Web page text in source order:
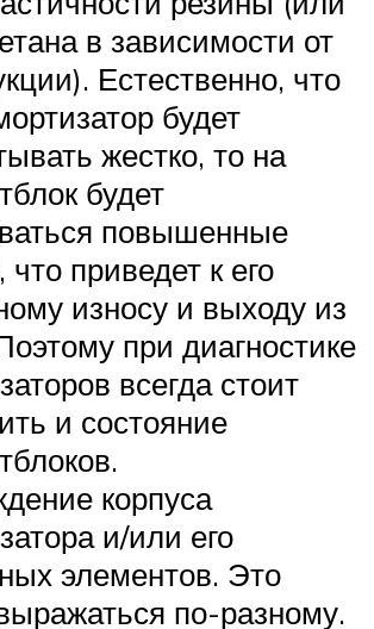
в зависимости от
Естественно, что
будет
жестко, то на
будет
повышенные
что приведет к его
износу и выходу из
при диагностике
всегда стоит
и состояние
корпуса
и/или его
элементов. Это
по-разному.